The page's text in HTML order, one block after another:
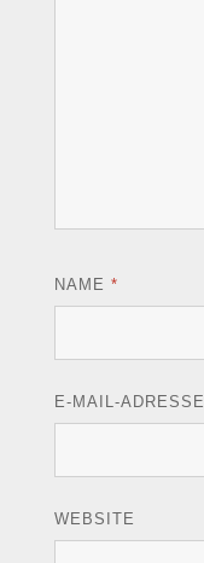
NAME *
E-MAIL-ADRESSE
WEBSITE